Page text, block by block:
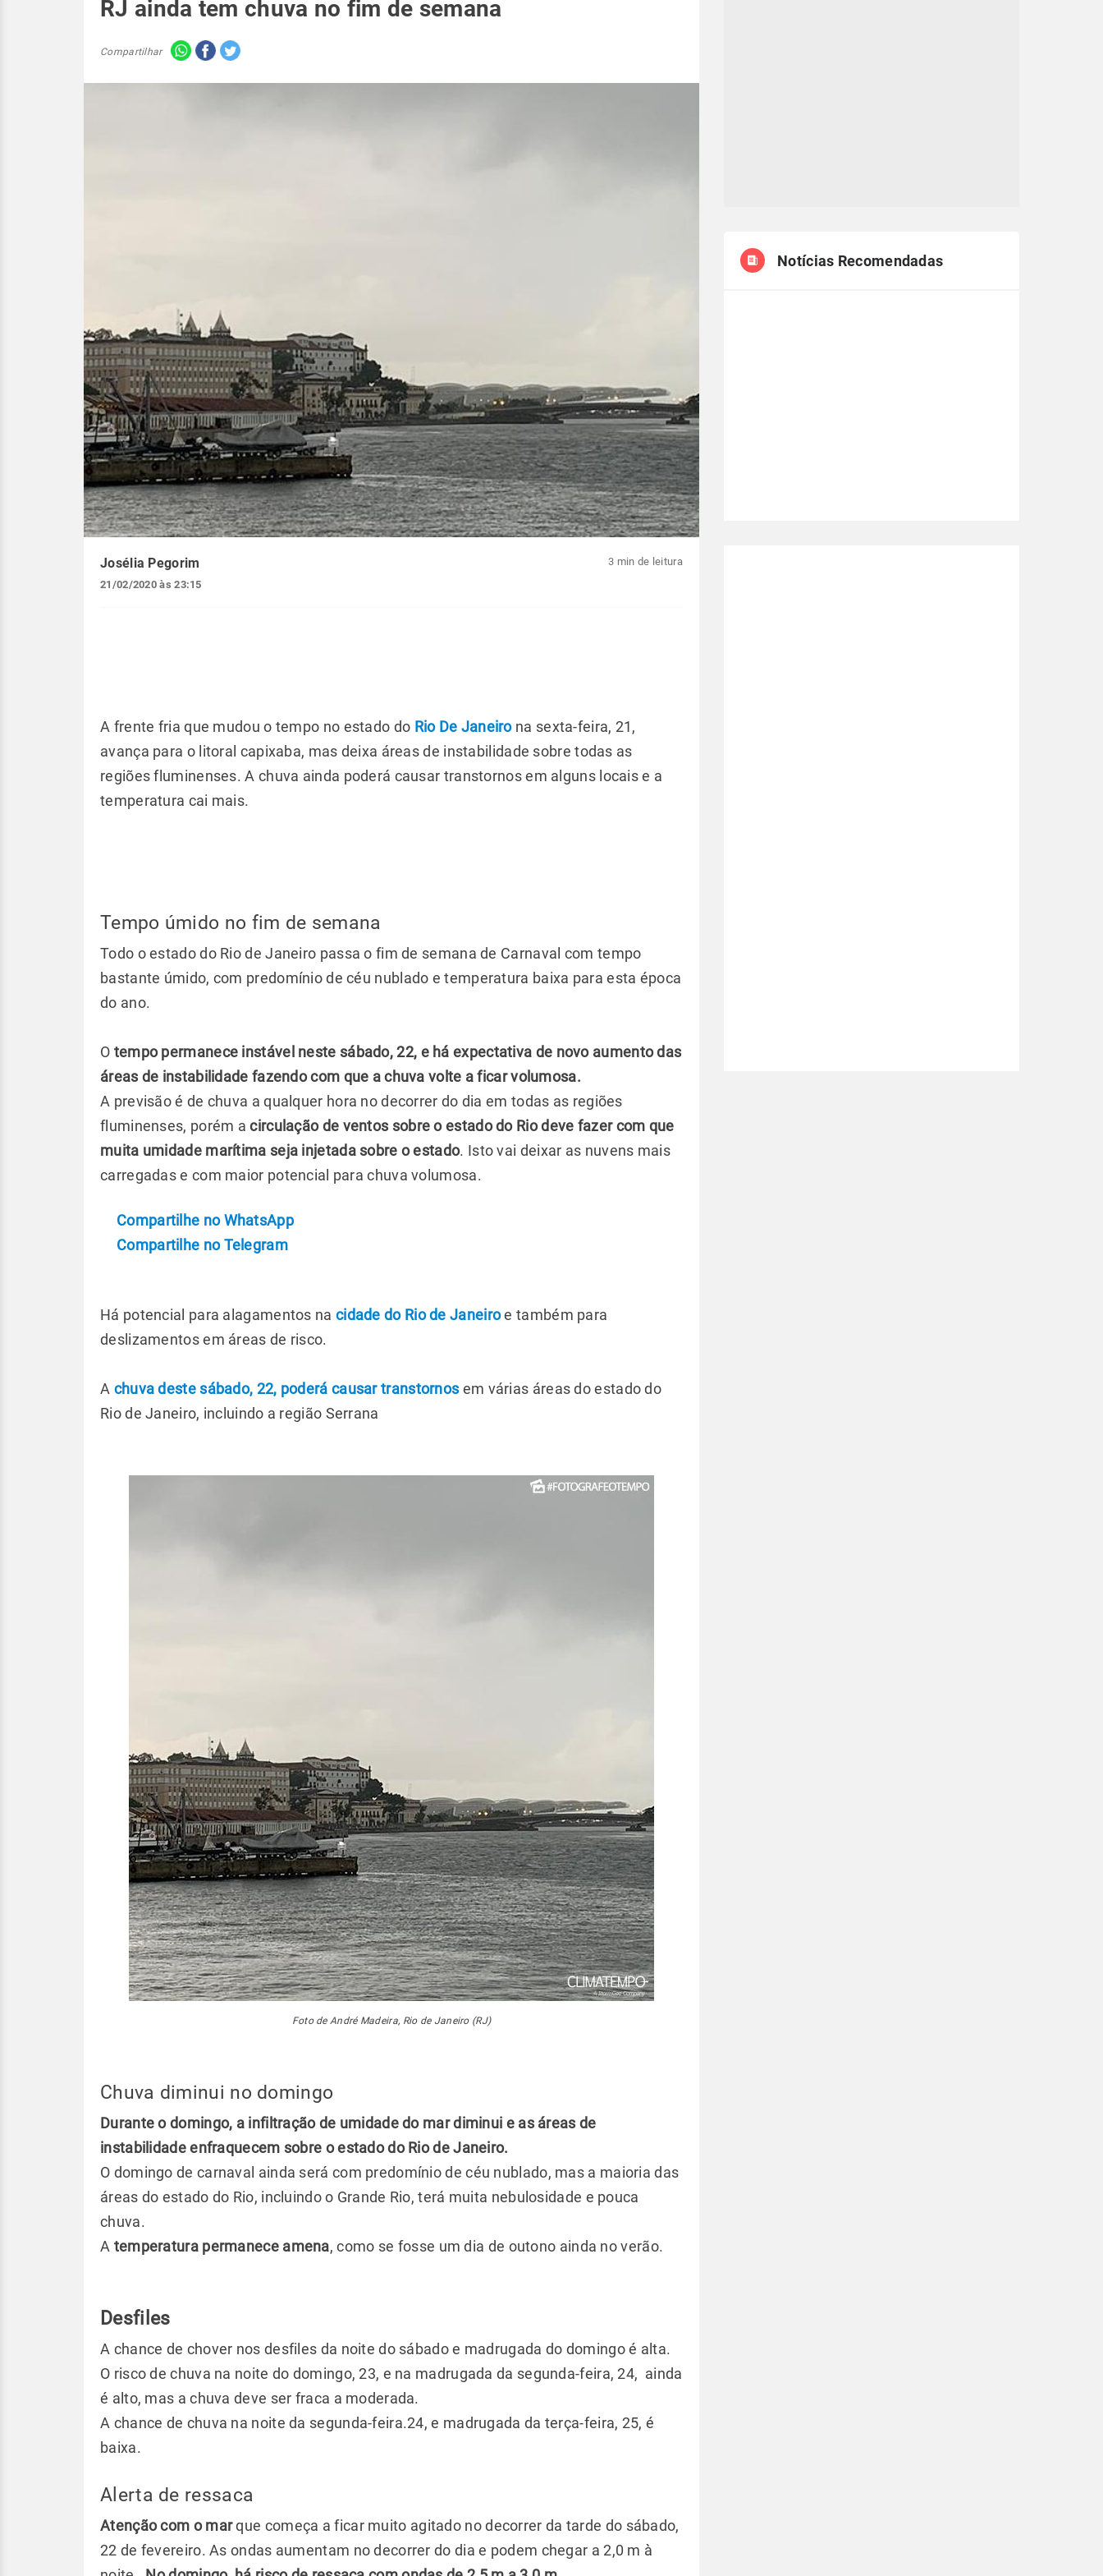
RJ ainda tem chuva no fim de semana
Compartilhar
Josélia Pegorim
21/02/2020 às 23:15
3 min de leitura
A frente fria que mudou o tempo no estado do Rio De Janeirona sexta-feira, 21,
avança para o litoral capixaba, mas deixa áreas de instabilidade sobre todas as
regiões fluminenses. A chuva ainda poderá causar transtornos em alguns locais e a
temperatura cai mais.
Tempo úmido no fim de semana
Todo o estado do Rio de Janeiro passa o fim de semana de Carnaval com tempo
bastante úmido, com predomínio de céu nublado e temperatura baixa para esta época
do ano.
O tempo permanece instável neste sábado, 22, e há expectativa de novo aumento das
áreas de instabilidade fazendo com que a chuva volte a ficar volumosa.
A previsão é de chuva a qualquer hora no decorrer do dia em todas as regiões
fluminenses, porém acirculação de ventos sobre o estado do Rio deve fazer com que
muita umidade marítima seja injetada sobre o estado. Isto vai deixar as nuvens mais
carregadas e com maior potencial para chuva volumosa.
Compartilhe no WhatsApp
Compartilhe no Telegram
Há potencial para alagamentos na cidade do Rio de Janeiroe também para
deslizamentos em áreas de risco.
A chuva deste sábado, 22, poderá causar transtornosem várias áreas do estado do
Rio de Janeiro, incluindo a região Serrana
Foto de André Madeira, Rio de Janeiro (RJ)
Chuva diminui no domingo
Durante o domingo, a infiltração de umidade do mar diminui e as áreas de
instabilidade enfraquecem sobre o estado do Rio de Janeiro.
O domingo de carnaval ainda será com predomínio de céu nublado, mas a maioria das
áreas do estado do Rio, incluindo o Grande Rio, terá muita nebulosidade e pouca
chuva.
A temperatura permanece amena, como se fosse um dia de outono ainda no verão.
Desfiles
A chance de chover nos desfiles da noite do sábado e madrugada do domingo é alta.
O risco de chuva na noite do domingo, 23, e na madrugada da segunda-feira, 24, ainda
é alto, mas a chuva deve ser fraca a moderada.
A chance de chuva na noite da segunda-feira.24, e madrugada da terça-feira, 25, é
baixa.
Alerta de ressaca
Atenção com o marque começa a ficar muito agitado no decorrer da tarde do sábado,
22 de fevereiro. As ondas aumentam no decorrer do dia e podem chegar a 2,0 m à
Notícias Recomendadas